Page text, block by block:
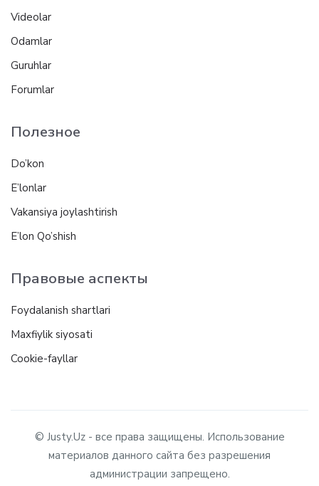
Videolar
Odamlar
Guruhlar
Forumlar
Полезное
Do’kon
E’lonlar
Vakansiya joylashtirish
E’lon Qo’shish
Правовые аспекты
Foydalanish shartlari
Maxfiylik siyosati
Cookie-fayllar
© Justy.Uz - все права защищены. Использование
материалов данного сайта без разрешения
администрации запрещено.